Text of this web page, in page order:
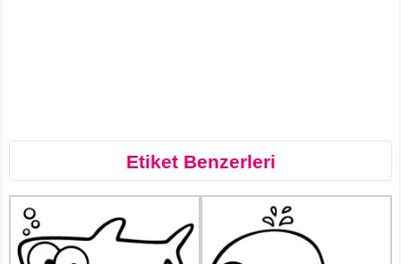
Etiket Benzerleri